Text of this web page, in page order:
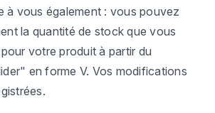
à vous également : vous pouvez
la quantité de stock que vous
votre produit à partir du
en forme V. Vos modifications